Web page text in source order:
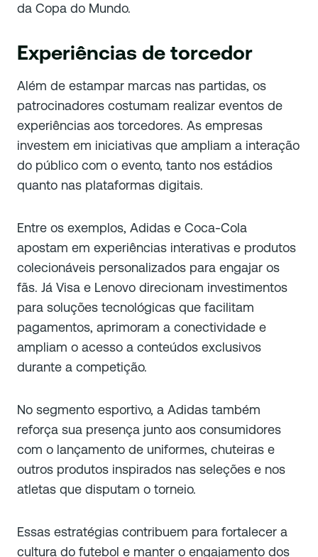
da Copa do Mundo.
Experiências de torcedor
Além de estampar marcas nas partidas, os
patrocinadores costumam realizar eventos de
experiências aos torcedores. As empresas
investem em iniciativas que ampliam a interação
do público com o evento, tanto nos estádios
quanto nas plataformas digitais.
Entre os exemplos, Adidas e Coca-Cola
apostam em experiências interativas e produtos
colecionáveis personalizados para engajar os
fãs. Já Visa e Lenovo direcionam investimentos
para soluções tecnológicas que facilitam
pagamentos, aprimoram a conectividade e
ampliam o acesso a conteúdos exclusivos
durante a competição.
No segmento esportivo, a Adidas também
reforça sua presença junto aos consumidores
com o lançamento de uniformes, chuteiras e
outros produtos inspirados nas seleções e nos
atletas que disputam o torneio.
Essas estratégias contribuem para fortalecer a
cultura do futebol e manter o engajamento dos